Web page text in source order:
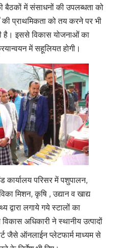
में संसाधनों की उपलब्धता को
की प्राथमिकता को तय करने पर भी
है। इससे विकास योजनाओं का
में सहूलियत होगी।
कार्यालय परिसर में पशुपालन,
मिशन, कृषि , उद्यान व खाद्य
द्वारा लगाये गये स्टालों का
अधिकारी ने स्थानीय उत्पादों
जैसे ऑनलाईन प्लेटफार्म माध्यम से